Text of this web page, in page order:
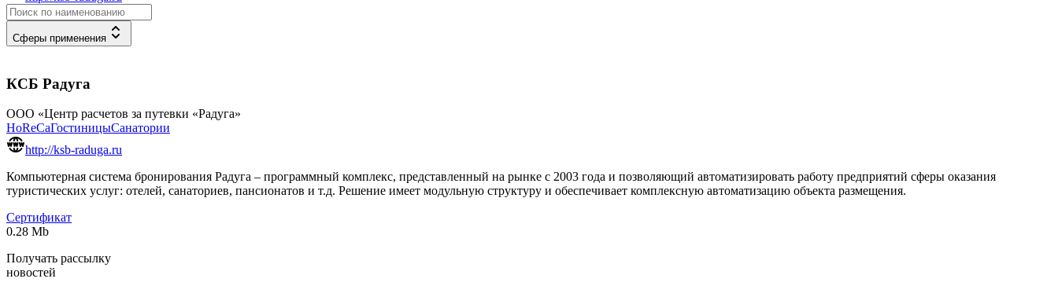
Сферы применения
КСБ Радуга
OOO «Центр расчетов за путевки «Радуга»
HoReCaГостиницыСанатории
http://ksb-raduga.ru
Компьютерная система бронирования Радуга – программный комплекс, представленный на рынке с 2003 года и позволяющий автоматизировать работу предприятий сферы оказания
туристических услуг: отелей, санаториев, пансионатов и т.д. Решение имеет модульную структуру и обеспечивает комплексную автоматизацию объекта размещения.
Сертификат
0.28 Mb
Получать рассылку
новостей